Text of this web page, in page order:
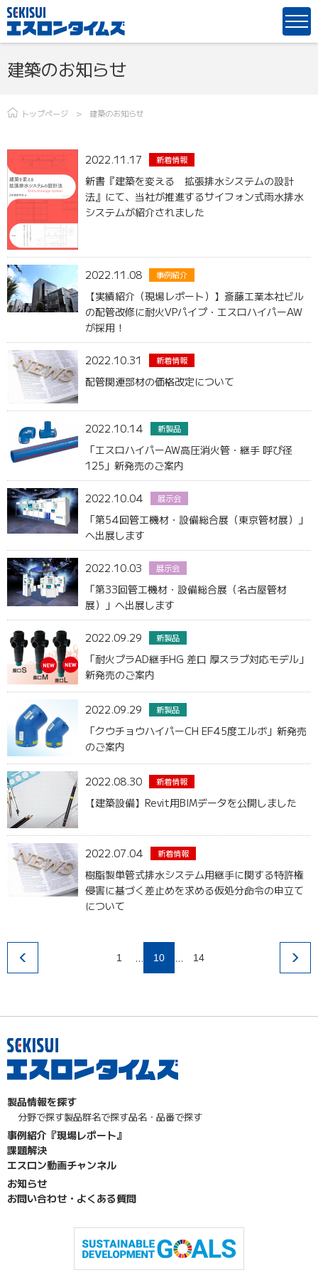
建築のお知らせ
トップページ 建築のお知らせ
2022.11.17 新着情報
新書『建築を変える 拡張排水システムの設計
法』にて、当社が推進するサイフォン式雨水排水
システムが紹介されました
2022.11.08 事例紹介
【実績紹介（現場レポート）】斎藤工業本社ビル
の配管改修に耐火VPパイプ・エスロハイパーAW
が採用！
2022.10.31 新着情報
配管関連部材の価格改定について
2022.10.14 新製品
「エスロハイパーAW高圧消火管・継手 呼び径
125」新発売のご案内
2022.10.04 展示会
「第54回管工機材・設備総合展（東京管材展）」
へ出展します
2022.10.03 展示会
「第33回管工機材・設備総合展（名古屋管材
展）」へ出展します
2022.09.29 新製品
「耐火プラAD継手HG 差口 厚スラブ対応モデル」
新発売のご案内
2022.09.29 新製品
「クウチョウハイパーCH EF45度エルボ」新発売
のご案内
2022.08.30 新着情報
【建築設備】Revit用BIMデータを公開しました
2022.07.04 新着情報
樹脂製単管式排水システム用継手に関する特許権
侵害に基づく差止めを求める仮処分命令の申立て
について
1 … 10 … 14
製品情報を探す
分野で探す製品群名で探す品名・品番で探す
事例紹介『現場レポート』
課題解決
エスロン動画チャンネル
お知らせ
お問い合わせ・よくある質問